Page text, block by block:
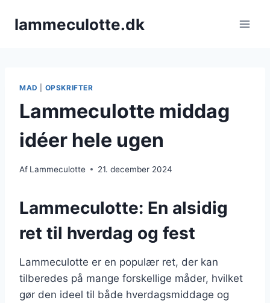
lammeculotte.dk
MAD OPSKRIFTER
Lammeculotte middag
idéer hele ugen
Af Lammeculotte 21. december 2024
Lammeculotte: En alsidig
ret til hverdag og fest
Lammeculotte er en populær ret, der kan
tilberedes på mange forskellige måder, hvilket
gør den ideel til både hverdagsmiddage og